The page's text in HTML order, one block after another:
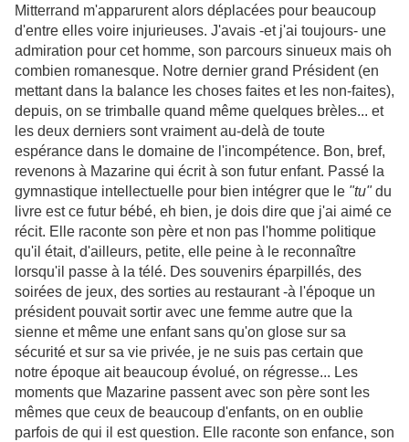
Mitterrand m'apparurent alors déplacées pour beaucoup
d'entre elles voire injurieuses. J'avais -et j'ai toujours- une
admiration pour cet homme, son parcours sinueux mais oh
combien romanesque. Notre dernier grand Président (en
mettant dans la balance les choses faites et les non-faites),
depuis, on se trimballe quand même quelques brèles... et
les deux derniers sont vraiment au-delà de toute
espérance dans le domaine de l'incompétence. Bon, bref,
revenons à Mazarine qui écrit à son futur enfant. Passé la
gymnastique intellectuelle pour bien intégrer que le "tu"du
livre est ce futur bébé, eh bien, je dois dire que j'ai aimé ce
récit. Elle raconte son père et non pas l'homme politique
qu'il était, d'ailleurs, petite, elle peine à le reconnaître
lorsqu'il passe à la télé. Des souvenirs éparpillés, des
soirées de jeux, des sorties au restaurant -à l'époque un
président pouvait sortir avec une femme autre que la
sienne et même une enfant sans qu'on glose sur sa
sécurité et sur sa vie privée, je ne suis pas certain que
notre époque ait beaucoup évolué, on régresse... Les
moments que Mazarine passent avec son père sont les
mêmes que ceux de beaucoup d'enfants, on en oublie
parfois de qui il est question. Elle raconte son enfance, son